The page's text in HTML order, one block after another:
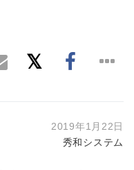
2019年1月22日
秀和システム